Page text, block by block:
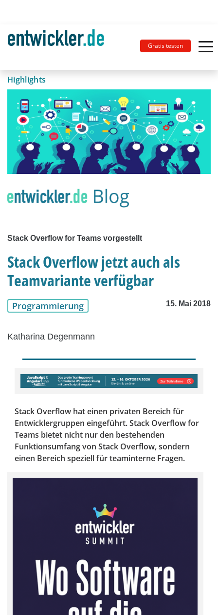
Gratis testen
Highlights
Stack Overflow for Teams vorgestellt
Stack Overflow jetzt auch als
Teamvariante verfügbar
Programmierung 15. Mai 2018
Katharina Degenmann
Stack Overflow hat einen privaten Bereich für
Entwicklergruppen eingeführt. Stack Overflow for
Teams bietet nicht nur den bestehenden
Funktionsumfang von Stack Overflow, sondern
einen Bereich speziell für teaminterne Fragen.